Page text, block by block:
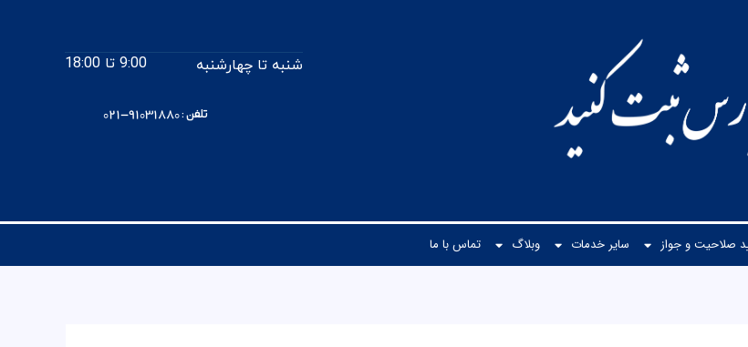
شنبه تا چهارشنبه 9:00 تا 18:00
تلفن : 91031880-021
صلاحیت و جواز سایر خدمات وبلاگ تماس با ما